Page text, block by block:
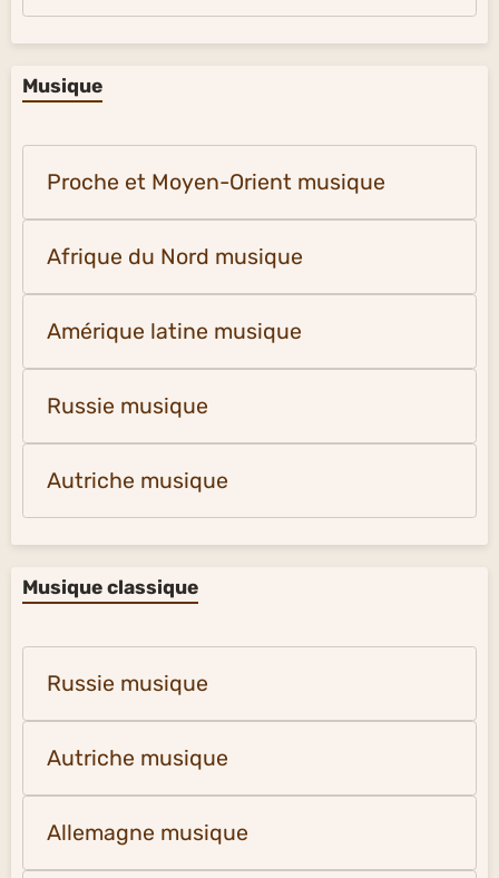
Musique
Proche et Moyen-Orient musique
Afrique du Nord musique
Amérique latine musique
Russie musique
Autriche musique
Musique classique
Russie musique
Autriche musique
Allemagne musique